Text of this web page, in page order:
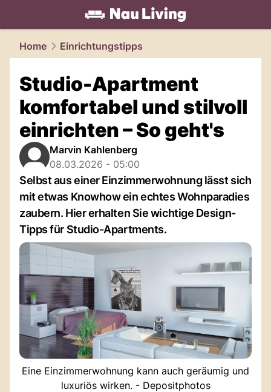
living.NAU.ch
Home Einrichtungstipps
Studio-Apartment
komfortabel und stilvoll
einrichten – So geht's
Marvin Kahlenberg
08.03.2026 - 05:00
Selbst aus einer Einzimmerwohnung lässt sich
mit etwas Knowhow ein echtes Wohnparadies
zaubern. Hier erhalten Sie wichtige Design-
Tipps für Studio-Apartments.
Eine Einzimmerwohnung kann auch geräumig und
luxuriös wirken. - Depositphotos